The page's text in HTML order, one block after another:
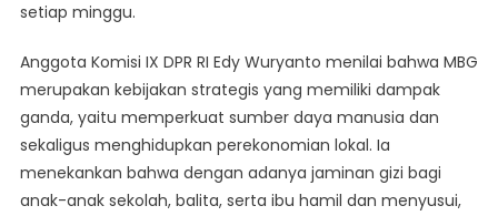
setiap minggu.
Anggota Komisi IX DPR RI Edy Wuryanto menilai bahwa MBG
merupakan kebijakan strategis yang memiliki dampak
ganda, yaitu memperkuat sumber daya manusia dan
sekaligus menghidupkan perekonomian lokal. Ia
menekankan bahwa dengan adanya jaminan gizi bagi
anak-anak sekolah, balita, serta ibu hamil dan menyusui,